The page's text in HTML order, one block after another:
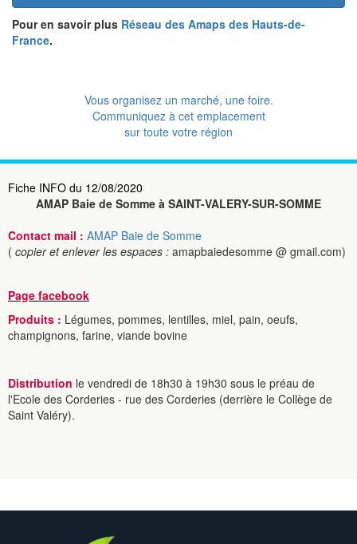
Pour en savoir plus Réseau des Amaps des Hauts-de-
France.
Vous organisez un marché, une foire.
Communiquez à cet emplacement
sur toute votre région
Fiche INFO du 12/08/2020
AMAP Baie de Somme à SAINT-VALERY-SUR-SOMME
Contact mail : AMAP Baie de Somme
( copier et enlever les espaces : amapbaiedesomme @ gmail.com)
Page facebook
Produits : Légumes, pommes, lentilles, miel, pain, oeufs,
champignons, farine, viande bovine
Distribution le vendredi de 18h30 à 19h30 sous le préau de
l'Ecole des Corderies - rue des Corderies (derrière le Collège de
Saint Valéry).